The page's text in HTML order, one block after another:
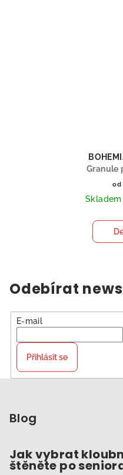
Granule
od
Odebírat
E-mail
Přihlásit se
Blog
Jak vybrat
štěněte po